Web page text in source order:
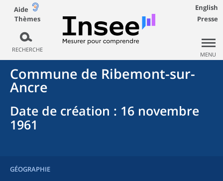
Aide
Thèmes
RECHERCHE
English
Presse
MENU
Commune de Ribemont-sur-
Ancre
Date de création : 16 novembre
1961
GÉOGRAPHIE